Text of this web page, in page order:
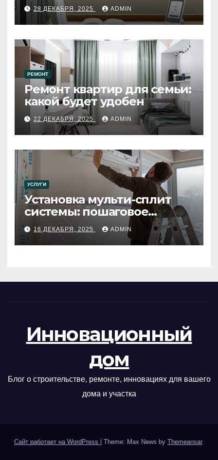
28 ДЕКАБРЯ, 2025 ADMIN
РЕМОНТ
Ремонт квартир для семьи:
какой будет удобен
22 ДЕКАБРЯ, 2025 ADMIN
УСЛУГИ
Установка мульти-сплит
системы: пошаговое
руководство
16 ДЕКАБРЯ, 2025 ADMIN
Инновационный
дом
Блог о строительстве, ремонте, инновациях для вашего
дома и участка
Сайт работает на WordPress Theme: Max News by Themeansar.